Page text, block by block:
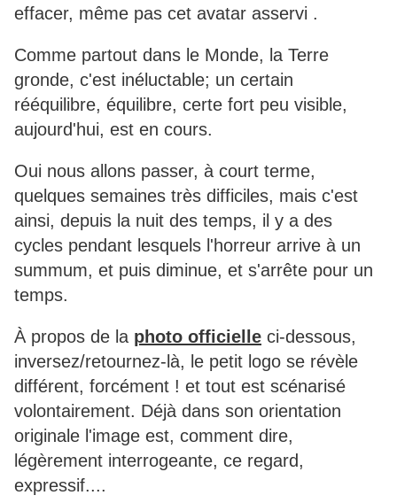
effacer, même pas cet avatar asservi .
Comme partout dans le Monde, la Terre
gronde, c'est inéluctable; un certain
rééquilibre, équilibre, certe fort peu visible,
aujourd'hui, est en cours.
Oui nous allons passer, à court terme,
quelques semaines très difficiles, mais c'est
ainsi, depuis la nuit des temps, il y a des
cycles pendant lesquels l'horreur arrive à un
summum, et puis diminue, et s'arrête pour un
temps.
À propos de la photo officielle ci-dessous,
inversez/retournez-là, le petit logo se révèle
différent, forcément ! et tout est scénarisé
volontairement. Déjà dans son orientation
originale l'image est, comment dire,
légèrement interrogeante, ce regard,
expressif....